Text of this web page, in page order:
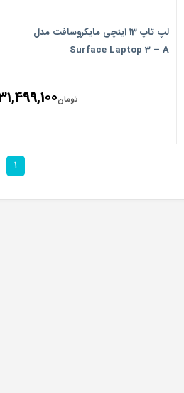
لپ تاپ 13 اینچی مایکروسافت مدل
Surface Laptop 3 – A
تومان
1